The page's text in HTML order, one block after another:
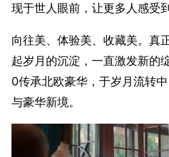
现于世人眼前，让更多人感受
向往美、体验美、收藏美。真
起岁月的沉淀，一直激发新的
0传承北欧豪华，于岁月流转
与豪华新境。